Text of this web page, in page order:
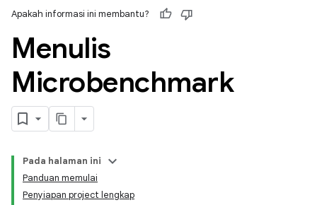
Apakah informasi ini membantu?
Menulis
Microbenchmark
Pada halaman ini
Panduan memulai
Penyiapan project lengkap